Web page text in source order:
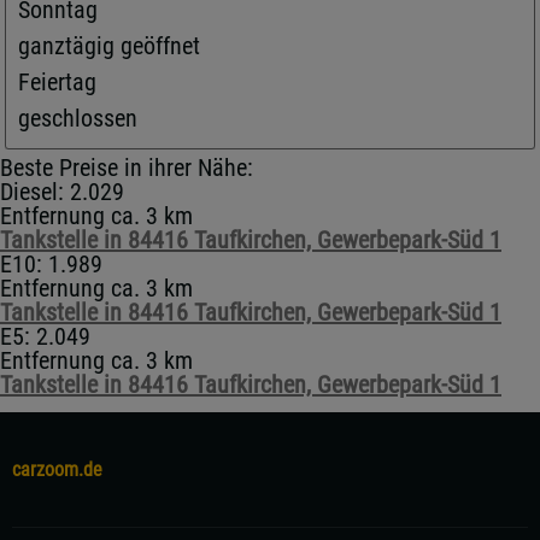
Sonntag
ganztägig geöffnet
Feiertag
geschlossen
Beste Preise in ihrer Nähe:
Diesel: 2.029
Entfernung ca. 3 km
Tankstelle in 84416 Taufkirchen, Gewerbepark-Süd 1
E10: 1.989
Entfernung ca. 3 km
Tankstelle in 84416 Taufkirchen, Gewerbepark-Süd 1
E5: 2.049
Entfernung ca. 3 km
Tankstelle in 84416 Taufkirchen, Gewerbepark-Süd 1
carzoom.de